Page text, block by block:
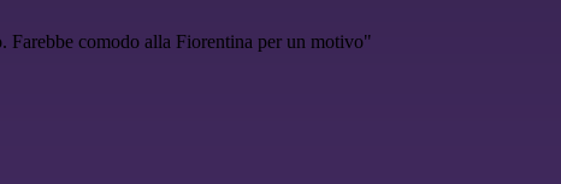
Farebbe comodo alla Fiorentina per un motivo"